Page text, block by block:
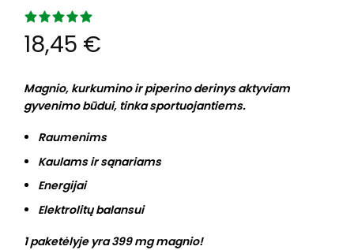
18,45 €
Magnio, kurkumino ir piperino derinys aktyviam
gyvenimo būdui, tinka sportuojantiems.
Raumenims
Kaulams ir sąnariams
Energijai
Elektrolitų balansui
1 paketėlyje yra 399 mg magnio!